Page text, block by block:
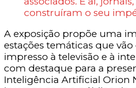
construíram o seu
A exposição propõe uma
estações temáticas que
impresso à televisão e à
com destaque para a
Inteligência Artificial Orion